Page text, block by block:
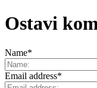
Ostavi
Name*
Email address*